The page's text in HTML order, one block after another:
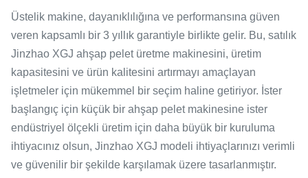
Üstelik makine, dayanıklılığına ve performansına güven
veren kapsamlı bir 3 yıllık garantiyle birlikte gelir. Bu, satılık
Jinzhao XGJ ahşap pelet üretme makinesini, üretim
kapasitesini ve ürün kalitesini artırmayı amaçlayan
işletmeler için mükemmel bir seçim haline getiriyor. İster
başlangıç ​​için küçük bir ahşap pelet makinesine ister
endüstriyel ölçekli üretim için daha büyük bir kuruluma
ihtiyacınız olsun, Jinzhao XGJ modeli ihtiyaçlarınızı verimli
ve güvenilir bir şekilde karşılamak üzere tasarlanmıştır.